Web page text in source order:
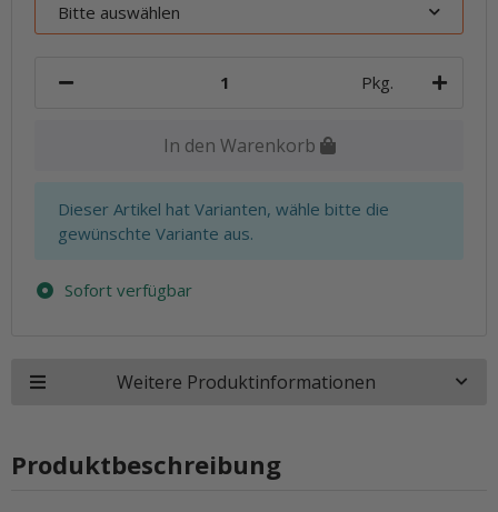
Bitte auswählen
Pkg.
In den Warenkorb
x
Dieser Artikel hat Varianten, wähle bitte die
gewünschte Variante aus.
Sofort verfügbar
Weitere Produktinformationen
Produktbeschreibung